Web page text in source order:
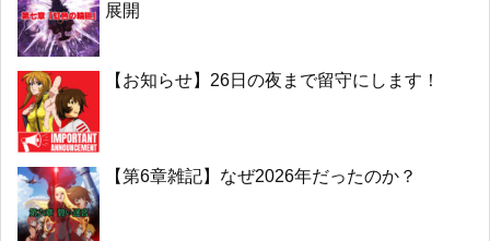
展開
【お知らせ】26日の夜まで留守にします！
【第6章雑記】なぜ2026年だったのか？